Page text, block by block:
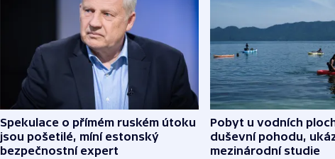
Spekulace o přímém ruském útoku
jsou pošetilé, míní estonský
bezpečnostní expert
Pobyt u vodních
duševní pohodu,
mezinárodní studie